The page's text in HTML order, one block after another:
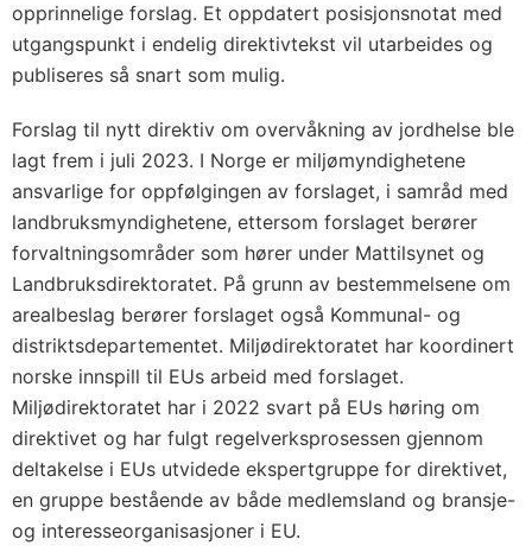
opprinnelige forslag. Et oppdatert posisjonsnotat med
utgangspunkt i endelig direktivtekst vil utarbeides og
publiseres så snart som mulig.
Forslag til nytt direktiv om overvåkning av jordhelse ble
lagt frem i juli 2023. I Norge er miljømyndighetene
ansvarlige for oppfølgingen av forslaget, i samråd med
landbruksmyndighetene, ettersom forslaget berører
forvaltningsområder som hører under Mattilsynet og
Landbruksdirektoratet. På grunn av bestemmelsene om
arealbeslag berører forslaget også Kommunal- og
distriktsdepartementet. Miljødirektoratet har koordinert
norske innspill til EUs arbeid med forslaget.
Miljødirektoratet har i 2022 svart på EUs høring om
direktivet og har fulgt regelverksprosessen gjennom
deltakelse i EUs utvidede ekspertgruppe for direktivet,
en gruppe bestående av både medlemsland og bransje-
og interesseorganisasjoner i EU.